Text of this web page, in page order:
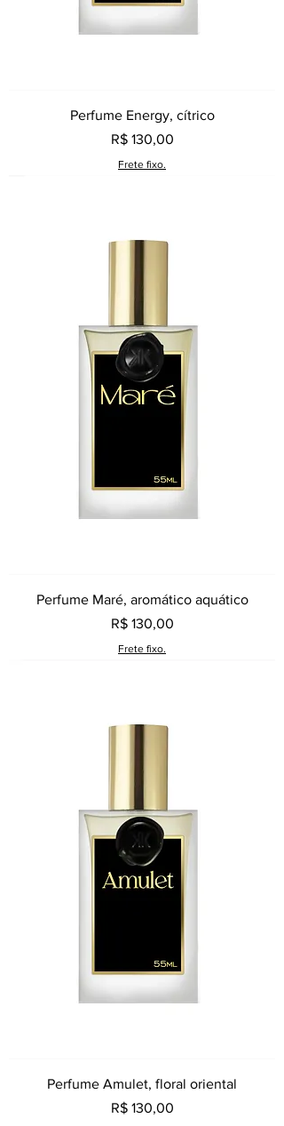
Perfume Energy, cítrico
Preço
R$ 130,00
Frete fixo.
Perfume Maré, aromático aquático
Preço
R$ 130,00
Frete fixo.
Perfume Amulet, floral oriental
Preço
R$ 130,00